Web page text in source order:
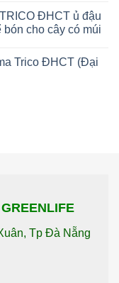
ĐHCT ủ đậu
cho cây có múi
Trico ĐHCT (Đại
Tp Đà Nẵng